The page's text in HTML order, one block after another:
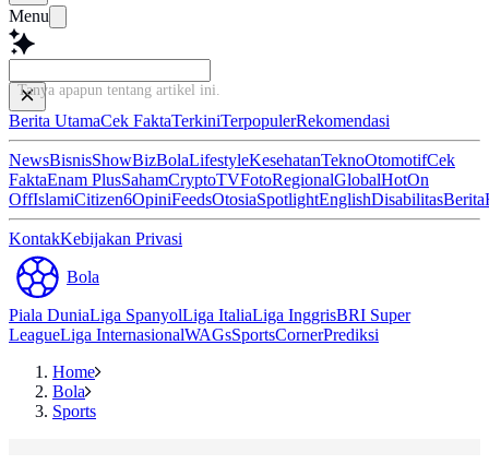
Menu
Tanya apapun tentang ar
Berita UtamaCek FaktaTerkiniTerpopulerRekomendasi
NewsBisnisShowBizBolaLifestyleKesehatanTeknoOtomotifCek
FaktaEnam PlusSahamCryptoTVFotoRegionalGlobalHotOn
OffIslamiCitizen6OpiniFeedsOtosiaSpotlightEnglishDisabilitasBerita
KontakKebijakan Privasi
Bola
Piala DuniaLiga SpanyolLiga ItaliaLiga InggrisBRI Super
LeagueLiga InternasionalWAGsSportsCornerPrediksi
Home
Bola
Sports